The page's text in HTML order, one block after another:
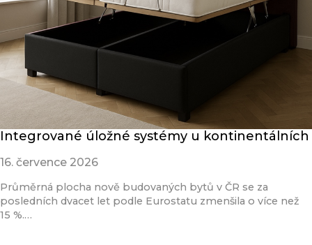
Integrované úložné systémy u kontinentálních
16. července 2026
Průměrná plocha nově budovaných bytů v ČR se za
posledních dvacet let podle Eurostatu zmenšila o více než
15 %.…